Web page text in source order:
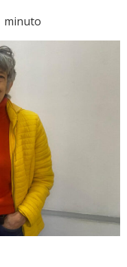
minuto